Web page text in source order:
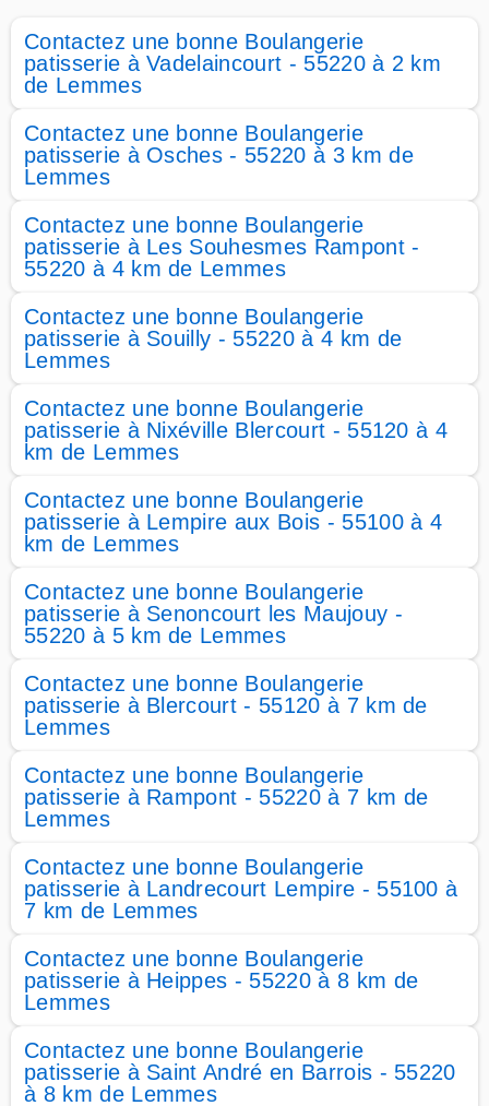
Contactez une bonne Boulangerie
patisserie à Vadelaincourt - 55220 à 2 km
de Lemmes
Contactez une bonne Boulangerie
patisserie à Osches - 55220 à 3 km de
Lemmes
Contactez une bonne Boulangerie
patisserie à Les Souhesmes Rampont -
55220 à 4 km de Lemmes
Contactez une bonne Boulangerie
patisserie à Souilly - 55220 à 4 km de
Lemmes
Contactez une bonne Boulangerie
patisserie à Nixéville Blercourt - 55120 à 4
km de Lemmes
Contactez une bonne Boulangerie
patisserie à Lempire aux Bois - 55100 à 4
km de Lemmes
Contactez une bonne Boulangerie
patisserie à Senoncourt les Maujouy -
55220 à 5 km de Lemmes
Contactez une bonne Boulangerie
patisserie à Blercourt - 55120 à 7 km de
Lemmes
Contactez une bonne Boulangerie
patisserie à Rampont - 55220 à 7 km de
Lemmes
Contactez une bonne Boulangerie
patisserie à Landrecourt Lempire - 55100 à
7 km de Lemmes
Contactez une bonne Boulangerie
patisserie à Heippes - 55220 à 8 km de
Lemmes
Contactez une bonne Boulangerie
patisserie à Saint André en Barrois - 55220
à 8 km de Lemmes